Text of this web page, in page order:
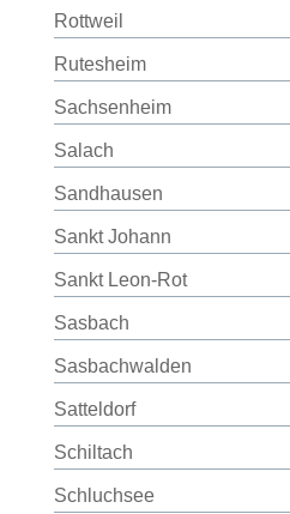
Rottweil
Rutesheim
Sachsenheim
Salach
Sandhausen
Sankt Johann
Sankt Leon-Rot
Sasbach
Sasbachwalden
Satteldorf
Schiltach
Schluchsee